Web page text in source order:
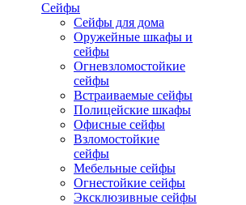
Сейфы
Сейфы для дома
Оружейные шкафы и
сейфы
Огневзломостойкие
сейфы
Встраиваемые сейфы
Полицейские шкафы
Офисные сейфы
Взломостойкие
сейфы
Мебельные сейфы
Огнестойкие сейфы
Эксклюзивные сейфы